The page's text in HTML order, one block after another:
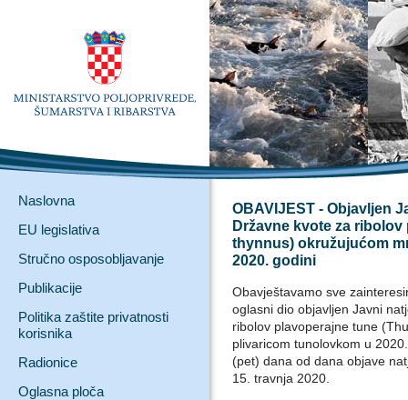
Naslovna
EU legislativa
Stručno osposobljavanje
Publikacije
Politika zaštite privatnosti
korisnika
Radionice
Oglasna ploča
OBAVIJEST - Objavljen
Državne kvote za
thynnus) okružujućom
2020. godini
Obavještavamo sve
oglasni dio objavljen Javni
ribolov plavoperajne tune
plivaricom tunolovkom u
(pet) dana od dana objave
15. travnja 2020.